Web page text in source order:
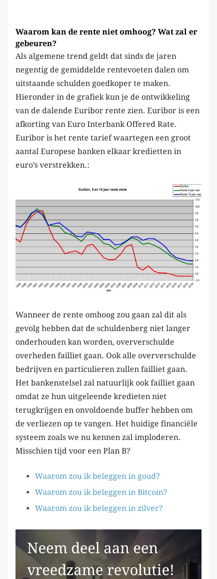
Waarom kan de rente niet omhoog? Wat zal er
gebeuren?
Als algemene trend geldt dat sinds de jaren
negentig de gemiddelde rentevoeten dalen om
uitstaande schulden goedkoper te maken.
Hieronder in de grafiek kun je de ontwikkeling
van de dalende Euribor rente zien. Euribor is een
afkorting van Euro Interbank Offered Rate.
Euribor is het rente tarief waartegen een groot
aantal Europese banken elkaar kredietten in
euro’s verstrekken.:
Wanneer de rente omhoog zou gaan zal dit als
gevolg hebben dat de schuldenberg niet langer
onderhouden kan worden, oververschulde
overheden failliet gaan. Ook alle oververschulde
bedrijven en particulieren zullen failliet gaan.
Het bankenstelsel zal natuurlijk ook failliet gaan
omdat ze hun uitgeleende kredieten niet
terugkrijgen en onvoldoende buffer hebben om
de verliezen op te vangen. Het huidige financiële
systeem zoals we nu kennen zal imploderen.
Misschien tijd voor een Plan B?
Waarom zou ik beleggen in goud?
Waarom zou ik beleggen in Bitcoin?
Waarom zou ik beleggen in zilver?
Neem deel aan een
vreedzame revolutie!